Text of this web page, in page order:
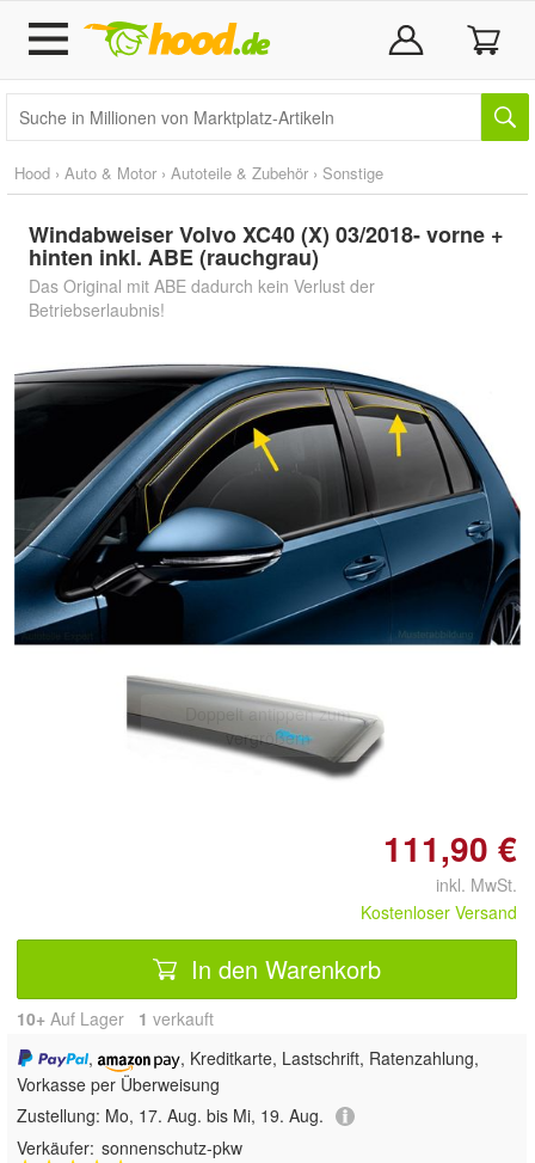
Hood › Auto & Motor › Autoteile & Zubehör › Sonstige
Windabweiser Volvo XC40 (X) 03/2018- vorne +
hinten inkl. ABE (rauchgrau)
Das Original mit ABE dadurch kein Verlust der
Betriebserlaubnis!
Doppelt antippen zum
vergrößern
111,90 €
inkl. MwSt.
Kostenloser Versand
In den Warenkorb
10+ Auf Lager 1 verkauft
,
, Kreditkarte, Lastschrift, Ratenzahlung,
Vorkasse per Überweisung
Zustellung: Mo, 17. Aug. bis Mi, 19. Aug.
Verkäufer: sonnenschutz-pkw